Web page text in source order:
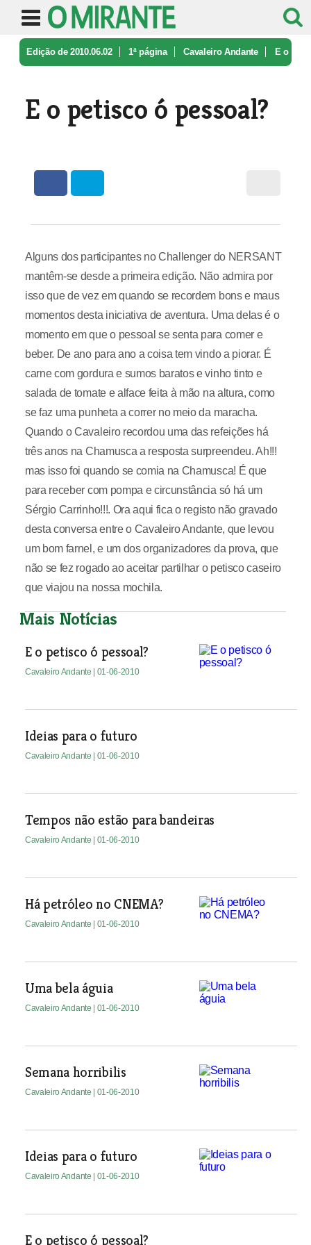
Edição de 2010.06.02 1ª página Cavaleiro Andante E o
E o petisco ó pessoal?
Alguns dos participantes no Challenger do NERSANT
mantêm-se desde a primeira edição. Não admira por
isso que de vez em quando se recordem bons e maus
momentos desta iniciativa de aventura. Uma delas é o
momento em que o pessoal se senta para comer e
beber. De ano para ano a coisa tem vindo a piorar. É
carne com gordura e sumos baratos e vinho tinto e
salada de tomate e alface feita à mão na altura, como
se faz uma punheta a correr no meio da maracha.
Quando o Cavaleiro recordou uma das refeições há
três anos na Chamusca a resposta surpreendeu. Ah!!!
mas isso foi quando se comia na Chamusca! É que
para receber com pompa e circunstância só há um
Sérgio Carrinho!!!. Ora aqui fica o registo não gravado
desta conversa entre o Cavaleiro Andante, que levou
um bom farnel, e um dos organizadores da prova, que
não se fez rogado ao aceitar partilhar o petisco caseiro
que viajou na nossa mochila.
Mais Notícias
E o petisco ó pessoal?
Cavaleiro Andante | 01-06-2010
Ideias para o futuro
Cavaleiro Andante | 01-06-2010
Tempos não estão para bandeiras
Cavaleiro Andante | 01-06-2010
Há petróleo no CNEMA?
Cavaleiro Andante | 01-06-2010
Uma bela águia
Cavaleiro Andante | 01-06-2010
Semana horribilis
Cavaleiro Andante | 01-06-2010
Ideias para o futuro
Cavaleiro Andante | 01-06-2010
E o petisco ó pessoal?